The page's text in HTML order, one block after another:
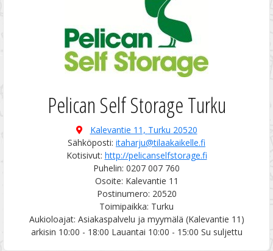
Pelican Self Storage Turku
Kalevantie 11, Turku 20520
Sähköposti: itaharju@tilaakaikelle.fi
Kotisivut: http://pelicanselfstorage.fi
Puhelin: 0207 007 760
Osoite: Kalevantie 11
Postinumero: 20520
Toimipaikka: Turku
Aukioloajat: Asiakaspalvelu ja myymälä (Kalevantie 11)
arkisin 10:00 - 18:00 Lauantai 10:00 - 15:00 Su suljettu